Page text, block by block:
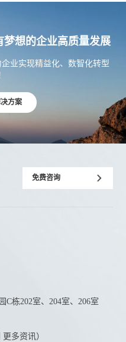
想的企业高质量发展
业实现精益化、数智化转型
方案
免费咨询
C栋202室、204室、206室
多资讯）